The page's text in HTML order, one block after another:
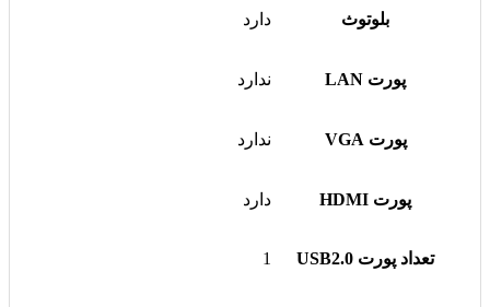
بلوتوث دارد
پورت LAN ندارد
پورت VGA ندارد
پورت HDMI دارد
تعداد پورت USB2.0 1